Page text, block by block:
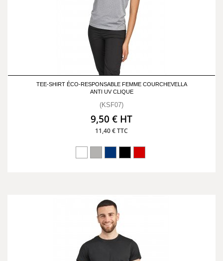
TEE-SHIRT ÉCO-RESPONSABLE FEMME COURCHEVELLA
ANTI UV CLIQUE
(KSF07)
9,50 € HT
11,40 € TTC